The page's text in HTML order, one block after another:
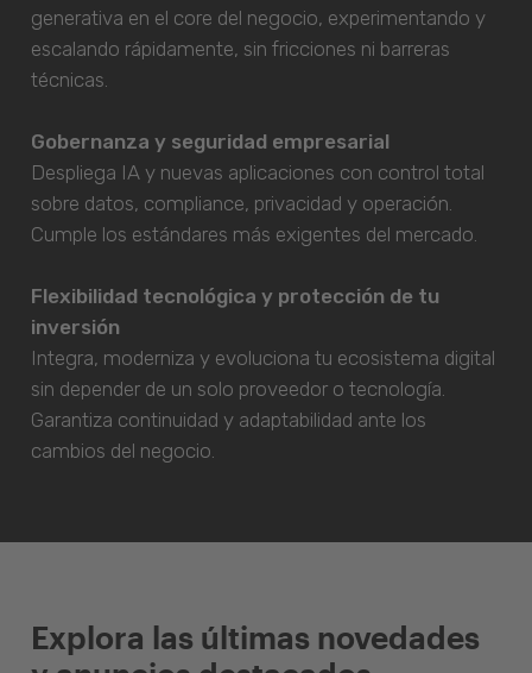
generativa en el core del negocio, experimentando y
escalando rápidamente, sin fricciones ni barreras
técnicas.
Gobernanza y seguridad empresarial
Despliega IA y nuevas aplicaciones con control total
sobre datos, compliance, privacidad y operación.
Cumple los estándares más exigentes del mercado.
Flexibilidad tecnológica y protección de tu
inversión
Integra, moderniza y evoluciona tu ecosistema digital
sin depender de un solo proveedor o tecnología.
Garantiza continuidad y adaptabilidad ante los
cambios del negocio.
Explora las últimas novedades